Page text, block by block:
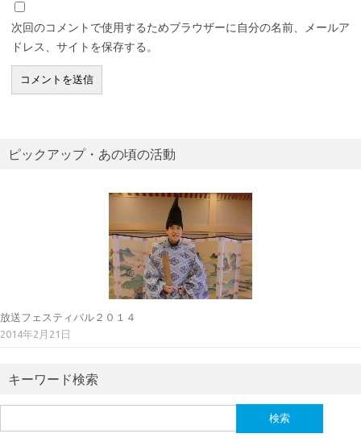
次回のコメントで使用するためブラウザーに自分の名前、メールア
ドレス、サイトを保存する。
ピックアップ・あの頃の活動
放送フェスティバル２０１４
2014年2月21日
キーワード検索
索: